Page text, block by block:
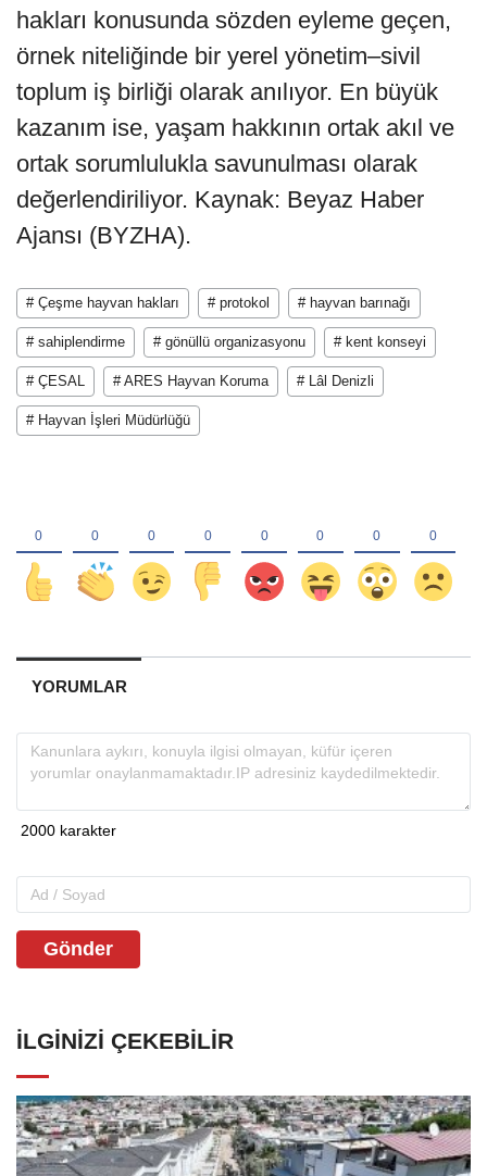
hakları konusunda sözden eyleme geçen,
örnek niteliğinde bir yerel yönetim–sivil
toplum iş birliği olarak anılıyor. En büyük
kazanım ise, yaşam hakkının ortak akıl ve
ortak sorumlulukla savunulması olarak
değerlendiriliyor. Kaynak: Beyaz Haber
Ajansı (BYZHA).
# Çeşme hayvan hakları # protokol # hayvan barınağı
# sahiplendirme # gönüllü organizasyonu # kent konseyi
# ÇESAL # ARES Hayvan Koruma # Lâl Denizli
# Hayvan İşleri Müdürlüğü
YORUMLAR
Gönder
İLGINIZI ÇEKEBILIR